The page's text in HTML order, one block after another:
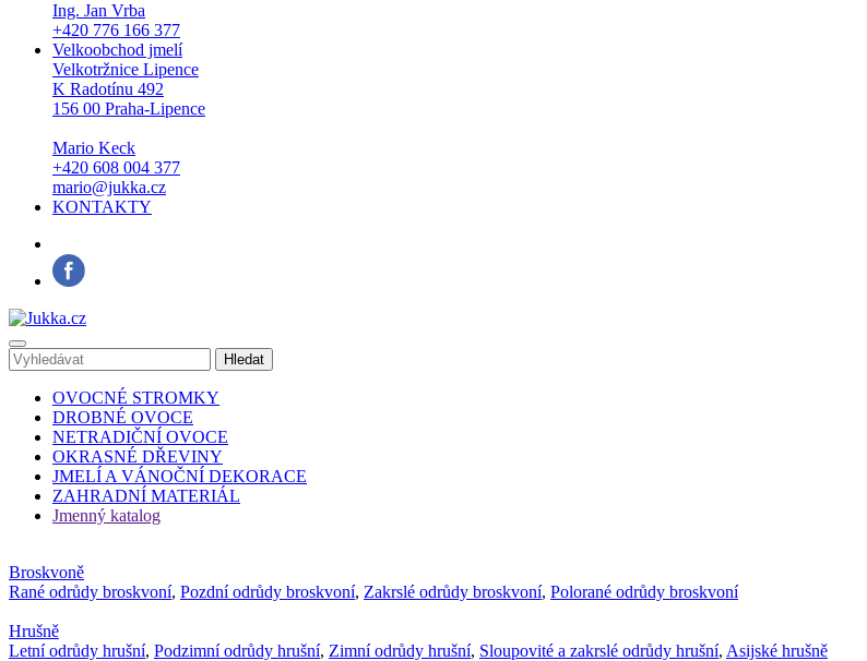
Ing. Jan Vrba
+420 776 166 377
Velkoobchod jmelí
Velkotržnice Lipence
K Radotínu 492
156 00 Praha-Lipence
Mario Keck
+420 608 004 377
mario@jukka.cz
KONTAKTY
OVOCNÉ STROMKY
DROBNÉ OVOCE
NETRADIČNÍ OVOCE
OKRASNÉ DŘEVINY
JMELÍ A VÁNOČNÍ DEKORACE
ZAHRADNÍ MATERIÁL
Jmenný katalog
Broskvoně
Rané odrůdy broskvoní, Pozdní odrůdy broskvoní, Zakrslé odrůdy broskvoní, Polorané odrůdy broskvoní
Hrušně
Letní odrůdy hrušní, Podzimní odrůdy hrušní, Zimní odrůdy hrušní, Sloupovité a zakrslé odrůdy hrušní, Asijské hrušně